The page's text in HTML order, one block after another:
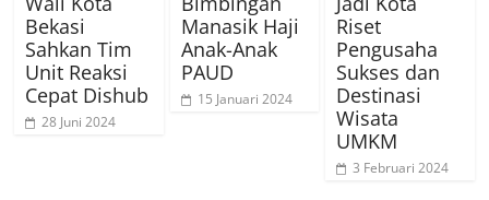
Bekasi
Sahkan Tim
Unit Reaksi
Cepat Dishub
28 Juni 2024
Manasik Haji
Anak-Anak
PAUD
15 Januari 2024
Riset
Pengusaha
Sukses dan
Destinasi
Wisata
UMKM
3 Februari 2024